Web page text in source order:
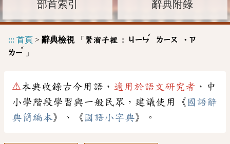
部首索引 辭典附錄
::: 首頁 > 辭典檢視「 緊溜子裡 : ㄐㄧㄣ
ˇ
ㄌㄧㄡ
˙ㄗ
ㄌㄧ
ˇ
」
⚠本典收錄古今用語， 適用於語文研究者 ，中
小學階段學習與一般民眾，建議使用《 國語辭
典簡編本》、《 國語小字典》。